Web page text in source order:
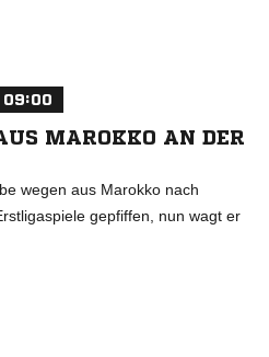
09:00
MAROKKO AN DER
wegen aus Marokko nach
gepfiffen, nun wagt er